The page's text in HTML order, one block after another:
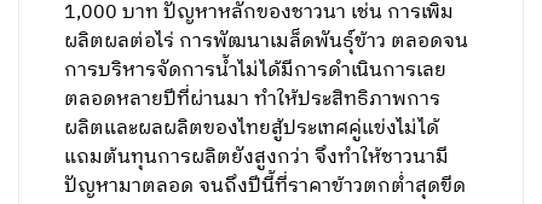
1,000 บาท ปัญหาหลักของชาวนา เช่น การเพิ่ม
ผลิตผลต่อไร่ การพัฒนาเมล็ดพันธุ์ข้าว ตลอดจน
การบริหารจัดการน้ำไม่ได้มีการดำเนินการเลย
ตลอดหลายปีที่ผ่านมา ทำให้ประสิทธิภาพการ
ผลิตและผลผลิตของไทยสู้ประเทศคู่แข่งไม่ได้
แถมต้นทุนการผลิตยังสูงกว่า จึงทำให้ชาวนามี
ปัญหามาตลอด จนถึงปีนี้ที่ราคาข้าวตกต่ำสุดขีด